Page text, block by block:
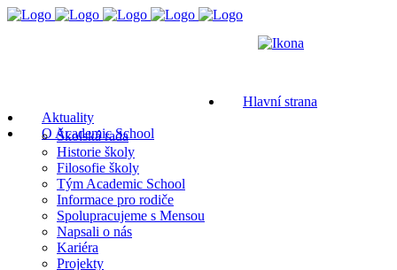
Hlavní strana
Aktuality
O Academic School
Školská rada
Historie školy
Filosofie školy
Tým Academic School
Informace pro rodiče
Spolupracujeme s Mensou
Napsali o nás
Kariéra
Projekty